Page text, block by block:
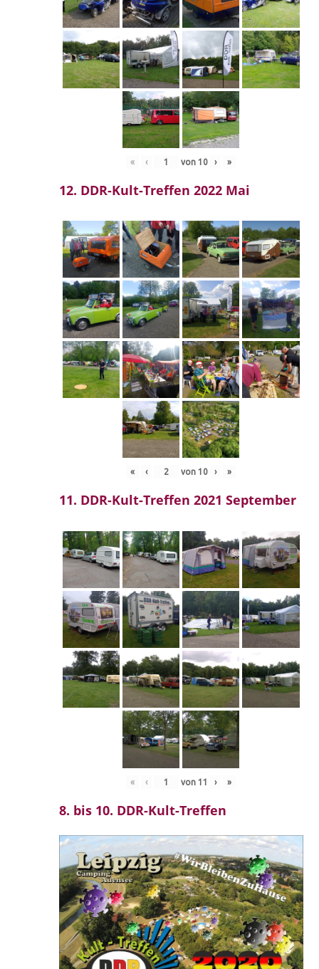
« ‹ von 10 › »
12. DDR-Kult-Treffen 2022 Mai
« ‹ von 10 › »
11. DDR-Kult-Treffen 2021 September
« ‹ von 11 › »
8. bis 10. DDR-Kult-Treffen